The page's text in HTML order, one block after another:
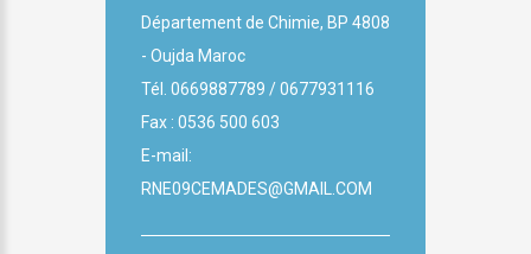
Département de Chimie, BP 4808
- Oujda Maroc
Tél.
0669887789 / 0677931116
Fax : 0536 500 603
E-mail:
RNE09CEMADES@GMAIL.COM